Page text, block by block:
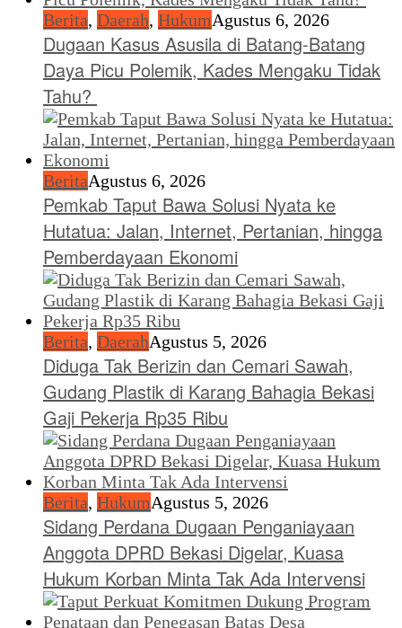
Berita, Daerah, HukumAgustus 6, 2026
Dugaan Kasus Asusila di Batang-Batang
Daya Picu Polemik, Kades Mengaku Tidak
Tahu?
BeritaAgustus 6, 2026
Pemkab Taput Bawa Solusi Nyata ke
Hutatua: Jalan, Internet, Pertanian, hingga
Pemberdayaan Ekonomi
Berita, DaerahAgustus 5, 2026
Diduga Tak Berizin dan Cemari Sawah,
Gudang Plastik di Karang Bahagia Bekasi
Gaji Pekerja Rp35 Ribu
Berita, HukumAgustus 5, 2026
Sidang Perdana Dugaan Penganiayaan
Anggota DPRD Bekasi Digelar, Kuasa
Hukum Korban Minta Tak Ada Intervensi